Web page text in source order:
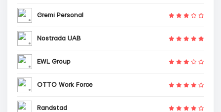
Gremi Personal
Nostrada UAB
EWL Group
OTTO Work Force
Randstad